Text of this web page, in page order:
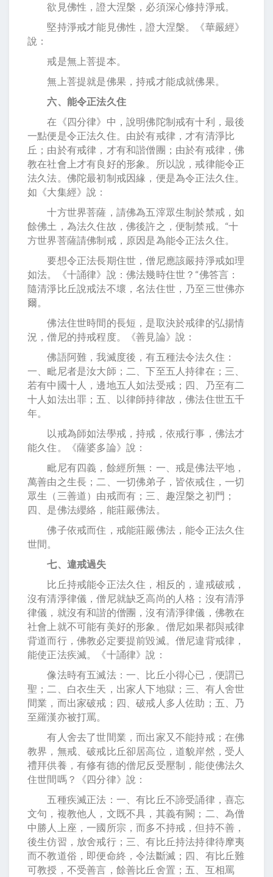
欲見佛性，證大涅槃，必須深心修持淨戒。
堅持淨戒才能見佛性，證大涅槃。《華嚴經》
說：
戒是無上菩提本。
無上菩提就是佛果，持戒才能成就佛果。
六、能令正法久住
在《四分律》中，說明佛陀制戒有十利，最後
一點便是令正法久住。由於有戒律，才有清淨比
丘；由於有戒律，才有和諧僧團；由於有戒律，佛
教在社會上才有良好的形象。所以說，戒律能令正
法久法。佛陀最初制戒因緣，便是為令正法久住。
如《大集經》說：
十方世界菩薩，請佛為五滓眾生制於禁戒，如
餘佛土，為法久住故，佛後許之，便制禁戒。“十
方世界菩薩請佛制戒，原因是為能令正法久住。
要想令正法長期住世，僧尼應該嚴持淨戒如理
如法。《十誦律》說：佛法幾時住世？“佛答言：
隨清淨比丘說戒法不壞，名法住世，乃至三世佛亦
爾。
佛法住世時間的長短，是取決於戒律的弘揚情
況，僧尼的持戒程度。《善見論》說：
佛語阿難，我滅度後，有五種法令法久住：
一、毗尼者是汝大師；二、下至五人持律在；三、
若有中國十人，邊地五人如法受戒；四、乃至有二
十人如法出罪；五、以律師持律故，佛法住世五千
年。
以戒為師如法學戒，持戒，依戒行事，佛法才
能久住。《薩婆多論》說：
毗尼有四義，餘經所無：一、戒是佛法平地，
萬善由之生長；二、一切佛弟子，皆依戒住，一切
眾生（三善道）由戒而有；三、趣涅槃之初門；
四、是佛法纓絡，能莊嚴佛法。
佛子依戒而住，戒能莊嚴佛法，能令正法久住
世間。
七、違戒過失
比丘持戒能令正法久住，相反的，違戒破戒，
沒有清淨律儀，僧尼就缺乏高尚的人格；沒有清淨
律儀，就沒有和諧的僧團，沒有清淨律儀，佛教在
社會上就不可能有美好的形象。僧尼如果都與戒律
背道而行，佛教必定要提前毀滅。僧尼違背戒律，
能使正法疾滅。《十誦律》說：
像法時有五滅法：一、比丘小得心已，便謂已
聖；二、白衣生天，出家人下地獄；三、有人舍世
間業，而出家破戒；四、破戒人多人佐助；五、乃
至羅漢亦被打罵。
有人舍去了世間業，而出家又不能持戒；在佛
教界，無戒、破戒比丘卻居高位，道貌岸然，受人
禮拜供養，有修有德的僧尼反受壓制，能使佛法久
住世間嗎？《四分律》說：
五種疾滅正法：一、有比丘不諦受誦律，喜忘
文句，複教他人，文既不具，其義有闕；二、為僧
中勝人上座，一國所宗，而多不持戒，但持不善，
後生仿習，放舍戒行；三、有比丘持法持律待摩夷
而不教道俗，即便命終，令法斷滅；四、有比丘難
可教授，不受善言，餘善比丘舍置；五、互相罵